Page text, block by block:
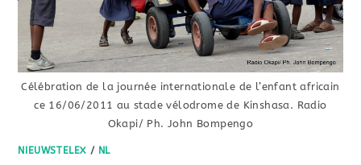
Célébration de la journée internationale de l’enfant africain
ce 16/06/2011 au stade vélodrome de Kinshasa. Radio
Okapi/ Ph. John Bompengo
NIEUWSTELEX / NL